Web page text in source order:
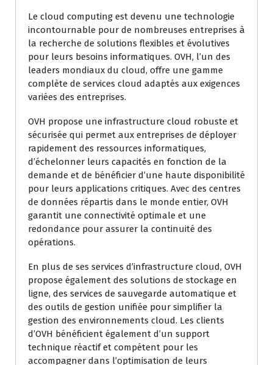
Le cloud computing est devenu une technologie
incontournable pour de nombreuses entreprises à
la recherche de solutions flexibles et évolutives
pour leurs besoins informatiques. OVH, l’un des
leaders mondiaux du cloud, offre une gamme
complète de services cloud adaptés aux exigences
variées des entreprises.
OVH propose une infrastructure cloud robuste et
sécurisée qui permet aux entreprises de déployer
rapidement des ressources informatiques,
d’échelonner leurs capacités en fonction de la
demande et de bénéficier d’une haute disponibilité
pour leurs applications critiques. Avec des centres
de données répartis dans le monde entier, OVH
garantit une connectivité optimale et une
redondance pour assurer la continuité des
opérations.
En plus de ses services d’infrastructure cloud, OVH
propose également des solutions de stockage en
ligne, des services de sauvegarde automatique et
des outils de gestion unifiée pour simplifier la
gestion des environnements cloud. Les clients
d’OVH bénéficient également d’un support
technique réactif et compétent pour les
accompagner dans l’optimisation de leurs